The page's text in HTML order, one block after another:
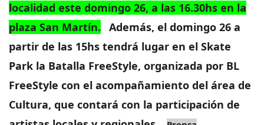
localidad este domingo 26, a las 16.30hs en la
plaza San Martín.
Además, el domingo 26 a
partir de las 15hs tendrá lugar en el Skate
Park la Batalla FreeStyle, organizada por BL
FreeStyle con el acompañamiento del área de
Cultura, que contará con la participación de